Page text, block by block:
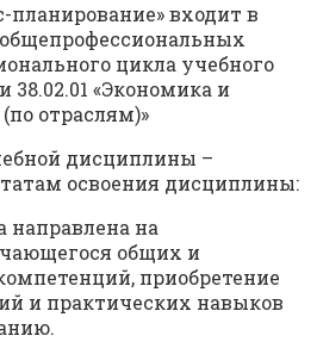
входит в
цикла учебного
38.02.01 «Экономика и
отраслям)»
дисциплины –
освоения дисциплины:
направлена на
общих и
приобретение
и практических навыков